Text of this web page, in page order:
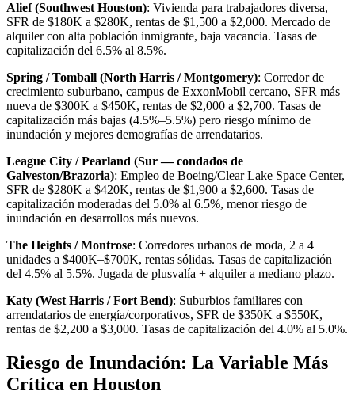
Alief (Southwest Houston): Vivienda para trabajadores diversa,
SFR de $180K a $280K, rentas de $1,500 a $2,000. Mercado de
alquiler con alta población inmigrante, baja vacancia. Tasas de
capitalización del 6.5% al 8.5%.
Spring / Tomball (North Harris / Montgomery): Corredor de
crecimiento suburbano, campus de ExxonMobil cercano, SFR más
nueva de $300K a $450K, rentas de $2,000 a $2,700. Tasas de
capitalización más bajas (4.5%–5.5%) pero riesgo mínimo de
inundación y mejores demografías de arrendatarios.
League City / Pearland (Sur — condados de
Galveston/Brazoria): Empleo de Boeing/Clear Lake Space Center,
SFR de $280K a $420K, rentas de $1,900 a $2,600. Tasas de
capitalización moderadas del 5.0% al 6.5%, menor riesgo de
inundación en desarrollos más nuevos.
The Heights / Montrose: Corredores urbanos de moda, 2 a 4
unidades a $400K–$700K, rentas sólidas. Tasas de capitalización
del 4.5% al 5.5%. Jugada de plusvalía + alquiler a mediano plazo.
Katy (West Harris / Fort Bend): Suburbios familiares con
arrendatarios de energía/corporativos, SFR de $350K a $550K,
rentas de $2,200 a $3,000. Tasas de capitalización del 4.0% al 5.0%.
Riesgo de Inundación: La Variable Más
Crítica en Houston